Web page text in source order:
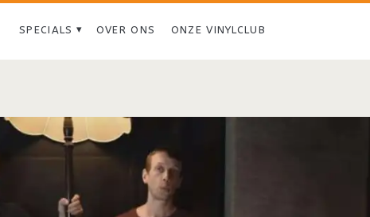
SPECIALS OVER ONS ONZE VINYLCLUB